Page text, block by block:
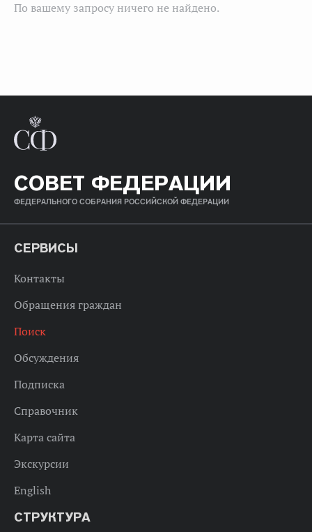
По вашему запросу ничего не найдено.
СОВЕТ ФЕДЕРАЦИИ
ФЕДЕРАЛЬНОГО СОБРАНИЯ РОССИЙСКОЙ ФЕДЕРАЦИИ
СЕРВИСЫ
Контакты
Обращения граждан
Поиск
Обсуждения
Подписка
Справочник
Карта сайта
Экскурсии
English
СТРУКТУРА